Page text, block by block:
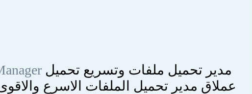
مدير تحميل ملفات وتسريع تحميل
عملاق مدير تحميل الملفات الاسرع